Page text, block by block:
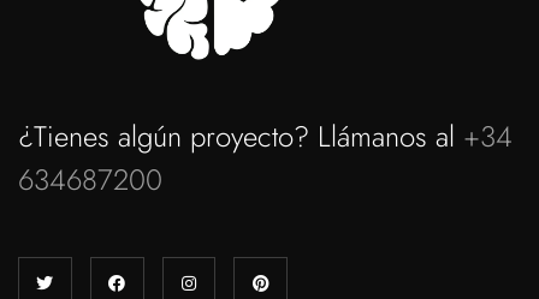
¿Tienes algún proyecto? Llámanos al +34
634687200